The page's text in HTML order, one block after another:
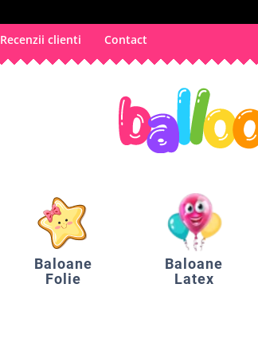
Recenzii clienti Contact
Baloane
Folie
Baloane
Latex